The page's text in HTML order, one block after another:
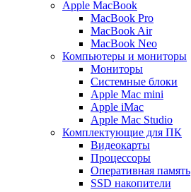
Apple MacBook
MacBook Pro
MacBook Air
MacBook Neo
Компьютеры и мониторы
Мониторы
Системные блоки
Apple Mac mini
Apple iMac
Apple Mac Studio
Комплектующие для ПК
Видеокарты
Процессоры
Оперативная память
SSD накопители